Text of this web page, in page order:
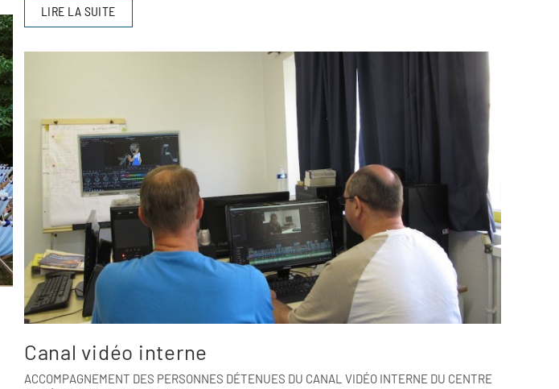
LIRE LA SUITE
Canal vidéo interne
ACCOMPAGNEMENT DES PERSONNES DÉTENUES DU CANAL VIDÉO INTERNE DU CENTRE